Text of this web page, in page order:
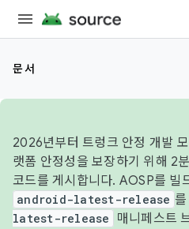
문서
2026년부터 트렁크 안정 개발
랫폼 안정성을 보장하기 위해 2
코드를 게시합니다. AOSP를 빌
android-latest-release
latest-release
매니페스트